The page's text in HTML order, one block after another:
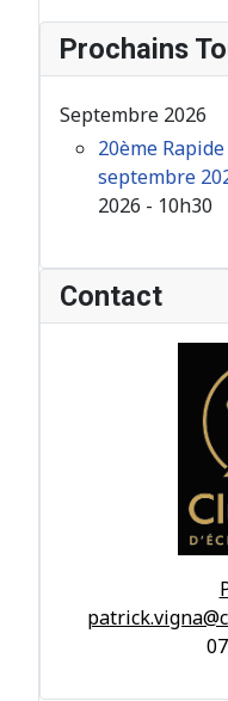
Prochains
Septembre 2026
20ème
septembre
2026 - 10h30
Contact